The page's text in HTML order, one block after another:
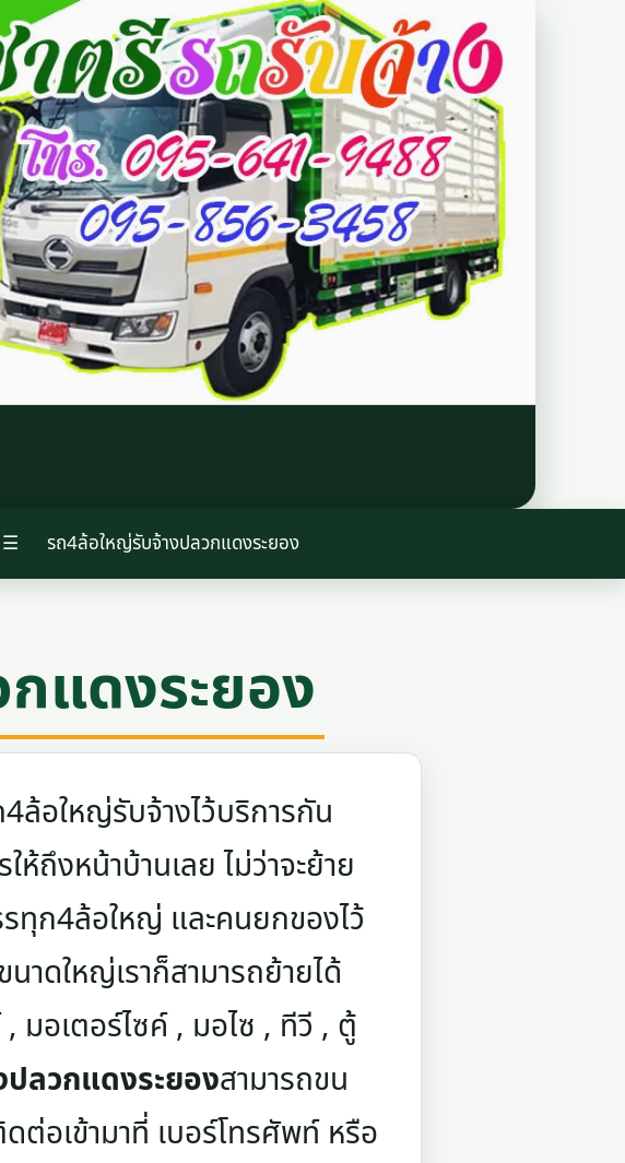
☰ รถ4ล้อใหญ่รับจ้างปลวกแดงระยอง
แดงระยอง
อใหญ่รับจ้างไว้บริการกัน
ห้ถึงหน้าบ้านเลย ไม่ว่าจะย้าย
ทุก4ล้อใหญ่ และคนยกของไว้
าดใหญ่เราก็สามารถย้ายได้
มอเตอร์ไซค์ , มอไซ , ทีวี , ตู้
ลวกแดงระยองสามารถขน
ต่อเข้ามาที่ เบอร์โทรศัพท์ หรือ